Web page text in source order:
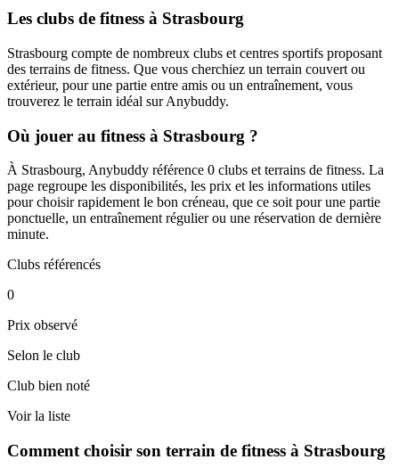
Les clubs de fitness à Strasbourg
Strasbourg compte de nombreux clubs et centres sportifs proposant
des terrains de fitness. Que vous cherchiez un terrain couvert ou
extérieur, pour une partie entre amis ou un entraînement, vous
trouverez le terrain idéal sur Anybuddy.
Où jouer au fitness à Strasbourg ?
À Strasbourg, Anybuddy référence 0 clubs et terrains de fitness. La
page regroupe les disponibilités, les prix et les informations utiles
pour choisir rapidement le bon créneau, que ce soit pour une partie
ponctuelle, un entraînement régulier ou une réservation de dernière
minute.
Clubs référencés
0
Prix observé
Selon le club
Club bien noté
Voir la liste
Comment choisir son terrain de fitness à Strasbourg